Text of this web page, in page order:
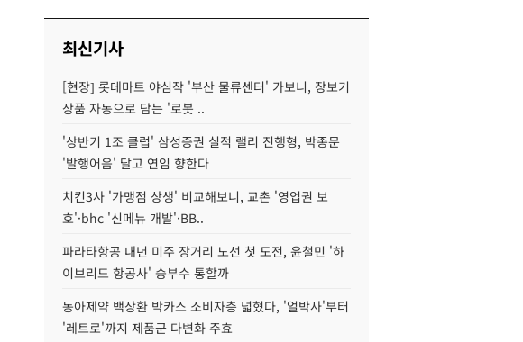
최신기사
[현장] 롯데마트 야심작 '부산 물류센터' 가보니, 장보기
상품 자동으로 담는 '로봇 ..
'상반기 1조 클럽' 삼성증권 실적 랠리 진행형, 박종문
'발행어음' 달고 연임 향한다
치킨3사 '가맹점 상생' 비교해보니, 교촌 '영업권 보
호'·bhc '신메뉴 개발'·BB..
파라타항공 내년 미주 장거리 노선 첫 도전, 윤철민 '하
이브리드 항공사' 승부수 통할까
동아제약 백상환 박카스 소비자층 넓혔다, '얼박사'부터
'레트로'까지 제품군 다변화 주효